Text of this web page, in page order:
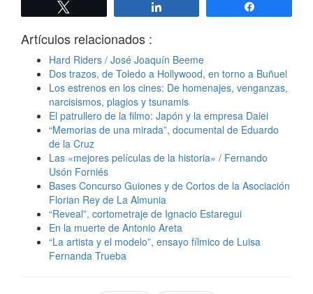
Artículos relacionados :
Hard Riders / José Joaquín Beeme
Dos trazos, de Toledo a Hollywood, en torno a Buñuel
Los estrenos en los cines: De homenajes, venganzas,
narcisismos, plagios y tsunamis
El patrullero de la filmo: Japón y la empresa Daiei
“Memorias de una mirada”, documental de Eduardo
de la Cruz
Las «mejores películas de la historia» / Fernando
Usón Forniés
Bases Concurso Guiones y de Cortos de la Asociación
Florian Rey de La Almunia
“Reveal”, cortometraje de Ignacio Estaregui
En la muerte de Antonio Areta
“La artista y el modelo”, ensayo fílmico de Luisa
Fernanda Trueba